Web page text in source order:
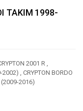
TAKIM 1998-
2001 R ,
2002) ,CRYPTON BORDO
(2009-2016)